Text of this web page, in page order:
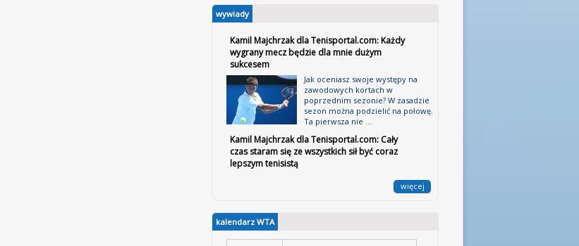
wywiady
Kamil Majchrzak dla Tenisportal.com: Każdy
wygrany mecz będzie dla mnie dużym
sukcesem
Jak oceniasz swoje występy na
zawodowych kortach w
poprzednim sezonie? W zasadzie
sezon można podzielić na połowę.
Ta pierwsza nie ...
Kamil Majchrzak dla Tenisportal.com: Cały
czas staram się ze wszystkich sił być coraz
lepszym tenisistą
więcej
kalendarz WTA